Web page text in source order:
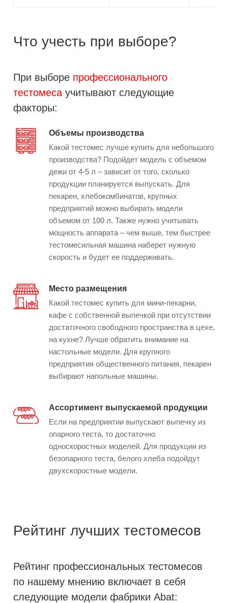
Что учесть при выборе?
При выборе профессионального
тестомеса учитывают следующие
факторы:
Объемы производства
Какой тестомес лучше купить для небольшого
производства? Подойдет модель с объемом
дежи от 4-5 л – зависит от того, сколько
продукции планируется выпускать. Для
пекарен, хлебокомбинатов, крупных
предприятий можно выбирать модели
объемом от 100 л. Также нужно учитывать
мощность аппарата – чем выше, тем быстрее
тестомесильная машина наберет нужную
скорость и будет ее поддерживать.
Место размещения
Какой тестомес купить для мини-пекарни,
кафе с собственной выпечкой при отсутствии
достаточного свободного пространства в цехе,
на кухне? Лучше обратить внимание на
настольные модели. Для крупного
предприятия общественного питания, пекарен
выбирают напольные машины.
Ассортимент выпускаемой продукции
Если на предприятии выпускают выпечку из
опарного теста, то достаточно
односкоростных моделей. Для продукции из
безопарного теста, белого хлеба подойдут
двухскоростные модели.
Рейтинг лучших тестомесов
Рейтинг профессиональных тестомесов
по нашему мнению включает в себя
следующие модели фабрики Abat: